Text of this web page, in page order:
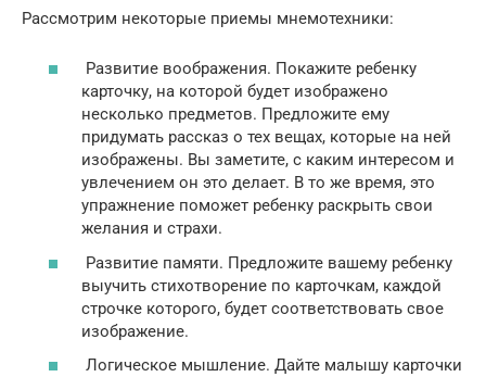
Рассмотрим некоторые приемы мнемотехники:
Развитие воображения. Покажите ребенку
карточку, на которой будет изображено
несколько предметов. Предложите ему
придумать рассказ о тех вещах, которые на ней
изображены. Вы заметите, с каким интересом и
увлечением он это делает. В то же время, это
упражнение поможет ребенку раскрыть свои
желания и страхи.
Развитие памяти. Предложите вашему ребенку
выучить стихотворение по карточкам, каждой
строчке которого, будет соответствовать свое
изображение.
Логическое мышление. Дайте малышу карточки